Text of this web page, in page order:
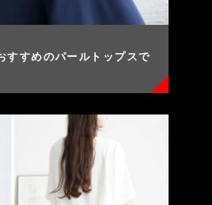
すすめのパールトップスで